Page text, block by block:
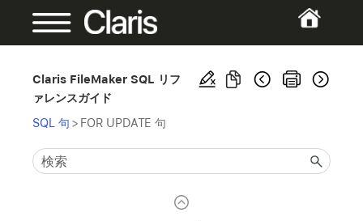
Claris FileMaker SQL リフ
ァレンスガイド
SQL 句 > FOR UPDATE 句